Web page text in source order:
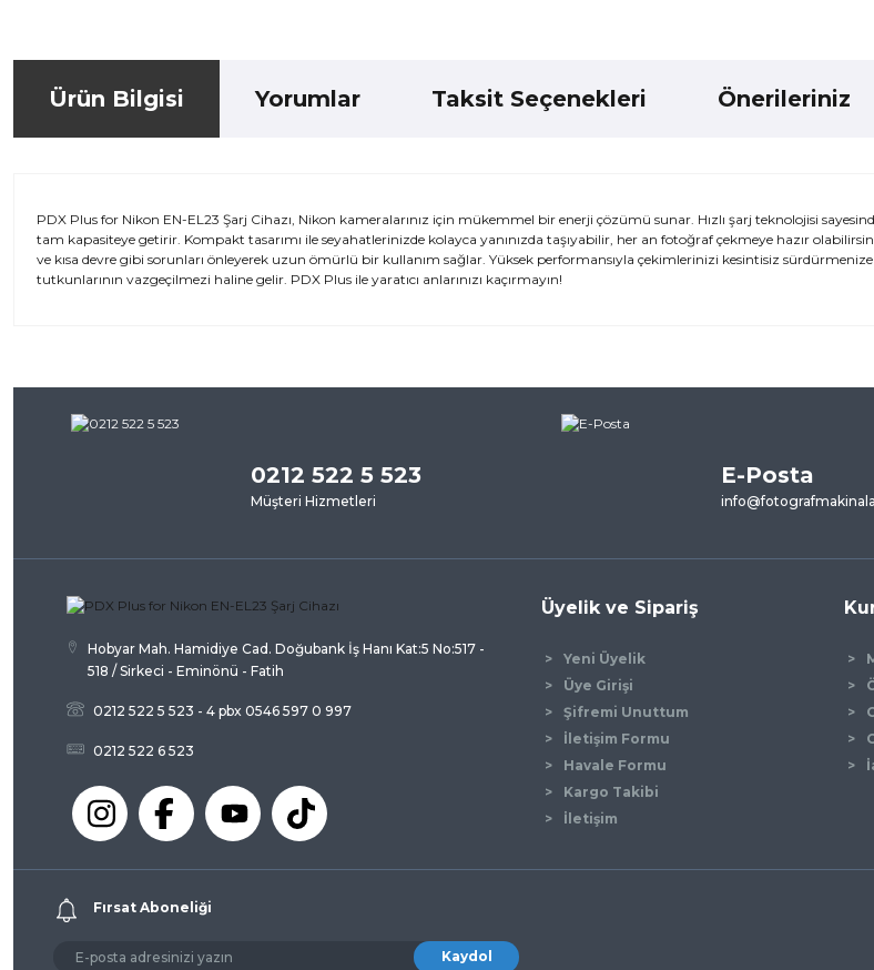
Ürün Bilgisi Yorumlar Taksit Seçenekleri Önerileriniz
PDX Plus for Nikon EN-EL23 Şarj Cihazı, Nikon kameralarınız için mükemmel bir enerji çözümü sunar. Hızlı şarj teknolojisi
tam kapasiteye getirir. Kompakt tasarımı ile seyahatlerinizde kolayca yanınızda taşıyabilir, her an fotoğraf çekmeye hazır
ve kısa devre gibi sorunları önleyerek uzun ömürlü bir kullanım sağlar. Yüksek performansıyla çekimlerinizi kesintisiz
tutkunlarının vazgeçilmezi haline gelir. PDX Plus ile yaratıcı anlarınızı kaçırmayın!
Görüş ve önerileriniz için teşekkür ederiz.
Ürün resmi kalitesiz, bozuk veya görüntülenemiyor.
Ürün açıklamasında eksik bilgiler bulunuyor.
Ürün fiyatı diğer sitelerden daha pahalı.
Bu ürüne benzer farklı alternatifler olmalı.
Gönder
0212 522 5 523
Müşteri Hizmetleri
E-Posta
Hobyar Mah. Hamidiye Cad. Doğubank İş Hanı Kat:5 No:517 -
518 / Sirkeci - Eminönü - Fatih
0212 522 5 523 - 4 pbx 0546 597 0 997
0212 522 6 523
Üyelik ve Sipariş
Yeni Üyelik
Üye Girişi
Şifremi Unuttum
İletişim Formu
Havale Formu
Kargo Takibi
İletişim
Fırsat Aboneliği
Kaydol